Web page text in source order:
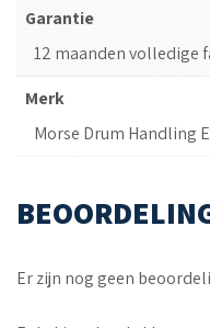
Garantie
12 maanden volledige
Merk
Morse Drum Handling
Er zijn nog geen